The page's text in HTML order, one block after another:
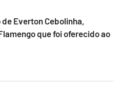
Everton Cebolinha,
que foi oferecido ao